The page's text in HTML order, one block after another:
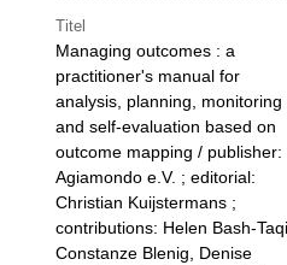
Titel
Managing outcomes : a
practitioner's manual for
analysis, planning, monitoring
and self-evaluation based on
outcome mapping / publisher:
Agiamondo e.V. ; editorial:
Christian Kuijstermans ;
contributions: Helen Bash-
Constanze Blenig, Denise